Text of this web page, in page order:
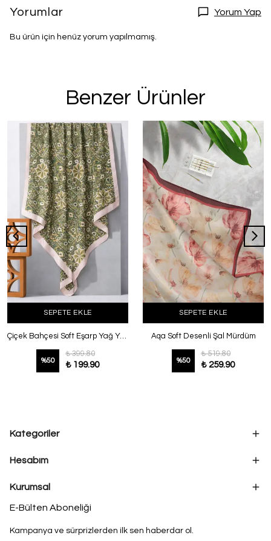
Yorumlar Yorum Yap
Bu ürün için henüz yorum yapılmamış.
Benzer Ürünler
SEPETE EKLE
Çiçek Bahçesi Soft Eşarp Yağ Yeşili Bej
%50
₺ 399.80
₺ 199.90
SEPETE EKLE
Aqa Soft Desenli Şal Mürdüm
%50
₺ 519.80
₺ 259.90
Kategoriler
Hesabım
Kurumsal
E-Bülten Aboneliği
Kampanya ve sürprizlerden ilk sen haberdar ol.